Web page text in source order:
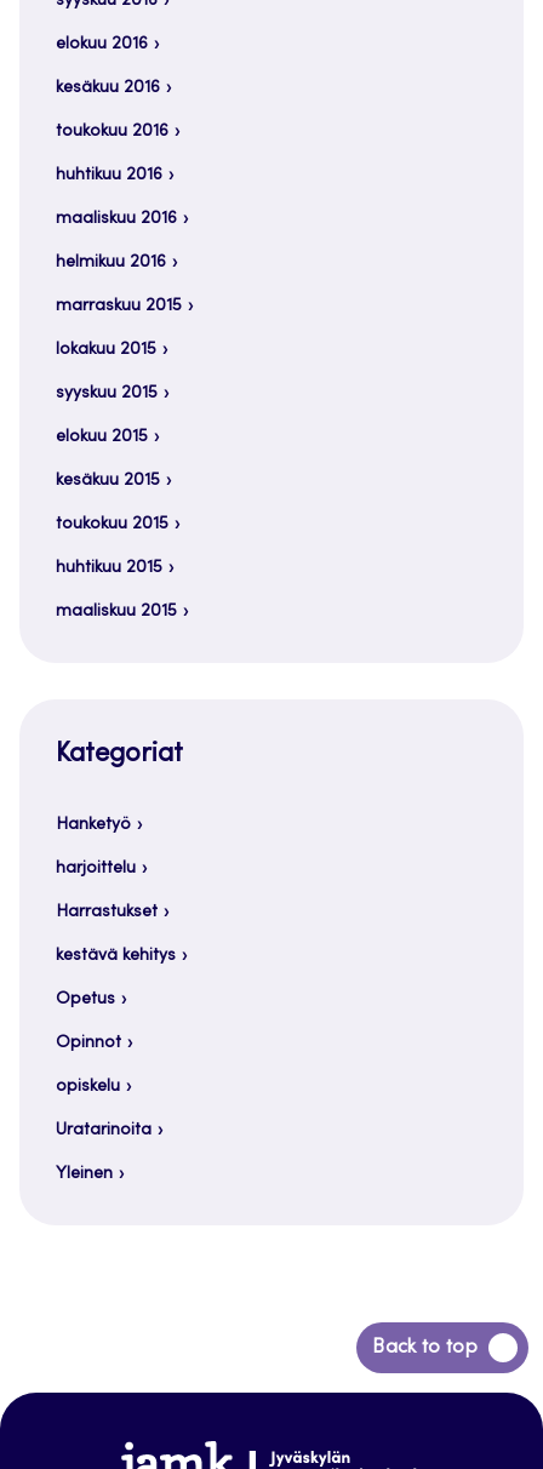
elokuu 2016
kesäkuu 2016
toukokuu 2016
huhtikuu 2016
maaliskuu 2016
helmikuu 2016
marraskuu 2015
lokakuu 2015
syyskuu 2015
elokuu 2015
kesäkuu 2015
toukokuu 2015
huhtikuu 2015
maaliskuu 2015
Kategoriat
Hanketyö
harjoittelu
Harrastukset
kestävä kehitys
Opetus
Opinnot
opiskelu
Uratarinoita
Yleinen
Back to top
Siirry
takaisin
www.jamk.fi